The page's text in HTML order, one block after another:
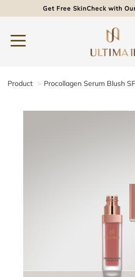
Get Free SkinCheck with
Product Procollagen Serum Blush